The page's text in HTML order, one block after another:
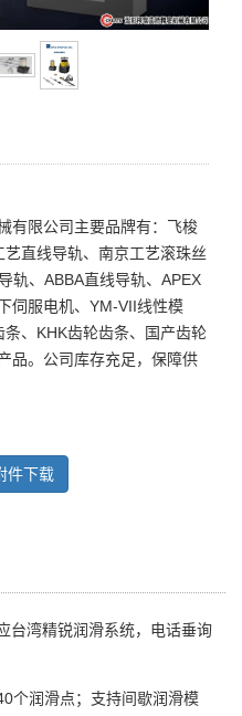
有限公司主要品牌有：飞梭
直线导轨、南京工艺滚珠丝
轨、ABBA直线导轨、APEX
伺服电机、YM-VII线性模
、KHK齿轮齿条、国产齿轮
品。公司库存充足，保障供
件下载
台湾精锐润滑系统，电话垂询
个润滑点；支持间歇润滑模